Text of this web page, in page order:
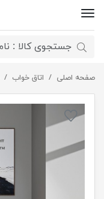
صفحه اصلی اتاق خواب
تخت خواب لمسه عرض 120